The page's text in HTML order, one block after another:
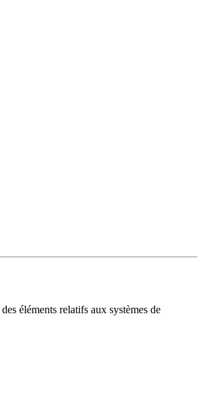
éléments relatifs aux systèmes de